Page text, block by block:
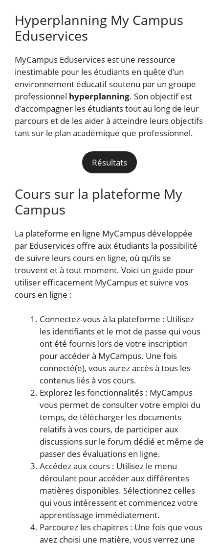
Hyperplanning My Campus
Eduservices
MyCampus Eduservices est une ressource
inestimable pour les étudiants en quête d’un
environnement éducatif soutenu par un groupe
professionnel hyperplanning. Son objectif est
d’accompagner les étudiants tout au long de leur
parcours et de les aider à atteindre leurs objectifs
tant sur le plan académique que professionnel.
Résultats
Cours sur la plateforme My
Campus
La plateforme en ligne MyCampus développée
par Eduservices offre aux étudiants la possibilité
de suivre leurs cours en ligne, où qu’ils se
trouvent et à tout moment. Voici un guide pour
utiliser efficacement MyCampus et suivre vos
cours en ligne :
Connectez-vous à la plateforme : Utilisez
les identifiants et le mot de passe qui vous
ont été fournis lors de votre inscription
pour accéder à MyCampus. Une fois
connecté(e), vous aurez accès à tous les
contenus liés à vos cours.
Explorez les fonctionnalités : MyCampus
vous permet de consulter votre emploi du
temps, de télécharger les documents
relatifs à vos cours, de participer aux
discussions sur le forum dédié et même de
passer des évaluations en ligne.
Accédez aux cours : Utilisez le menu
déroulant pour accéder aux différentes
matières disponibles. Sélectionnez celles
qui vous intéressent et commencez votre
apprentissage immédiatement.
Parcourez les chapitres : Une fois que vous
avez choisi une matière, vous verrez une